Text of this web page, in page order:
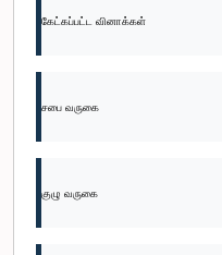
கேட்கப்பட்ட வினாக்கள்
சபை வருகை
குழு வருகை